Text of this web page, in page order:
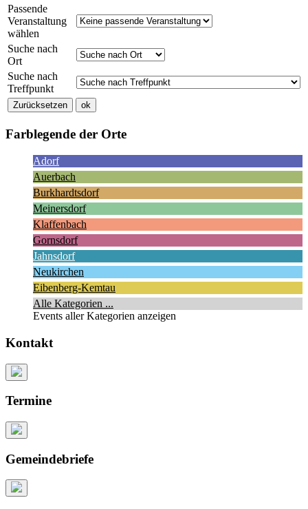
Passende
Veranstaltung
wählen
Suche nach
Ort
Suche nach
Treffpunkt
Farblegende der Orte
Adorf
Auerbach
Burkhardtsdorf
Meinersdorf
Klaffenbach
Gornsdorf
Jahnsdorf
Neukirchen
Eibenberg-Kemtau
Alle Kategorien ...
Events aller Kategorien anzeigen
Kontakt
Termine
Gemeindebriefe